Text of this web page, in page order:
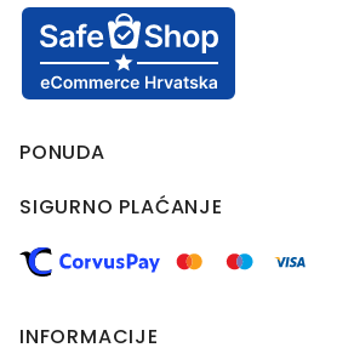
PONUDA
SIGURNO PLAĆANJE
INFORMACIJE